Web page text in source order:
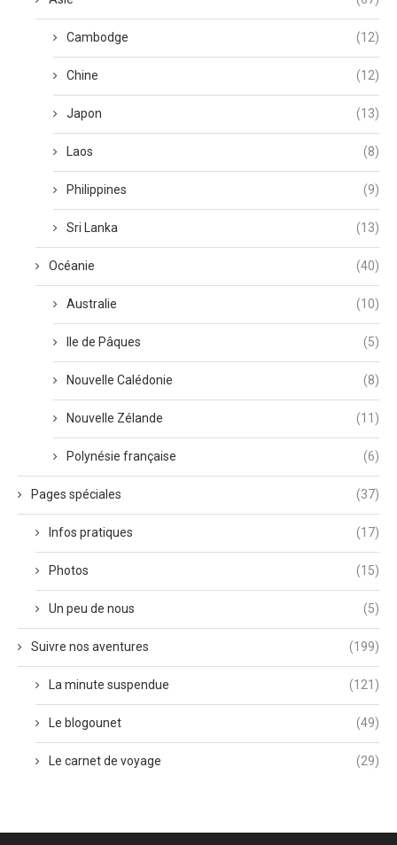
Cambodge (12)
Chine (12)
Japon (13)
Laos (8)
Philippines (9)
Sri Lanka (13)
Océanie (40)
Australie (10)
Ile de Pâques (5)
Nouvelle Calédonie (8)
Nouvelle Zélande (11)
Polynésie française (6)
Pages spéciales (37)
Infos pratiques (17)
Photos (15)
Un peu de nous (5)
Suivre nos aventures (199)
La minute suspendue (121)
Le blogounet (49)
Le carnet de voyage (29)